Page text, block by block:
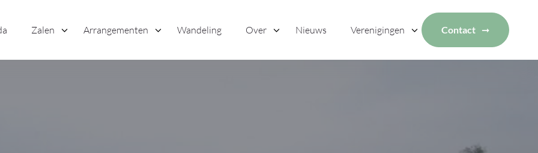
Zalen Arrangementen Wandeling Over Nieuws Verenigingen Contact